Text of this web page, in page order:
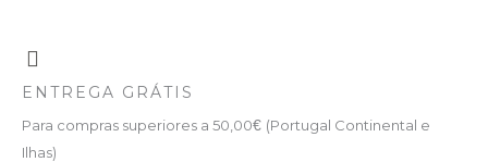
ENTREGA GRÁTIS
Para compras superiores a 50,00€ (Portugal Continental e
Ilhas)